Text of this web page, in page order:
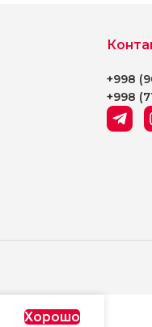
+998
+998
Хорошо